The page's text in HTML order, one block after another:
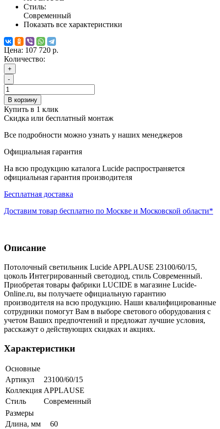
Стиль:
Современный
Показать все характеристики
Цена: 107 720 р.
Количество:
+
-
В корзину
Купить в 1 клик
Скидка или бесплатный монтаж
Все подробности можно узнать у наших менеджеров
Официальная гарантия
На всю продукцию каталога Lucide распространяется
официальная гарантия производителя
Бесплатная доставка
Доставим товар бесплатно по Москве и Московской области*
Описание
Потолочный светильник Lucide APPLAUSE 23100/60/15,
цоколь Интегрированный светодиод, стиль Современный.
Приобретая товары фабрики LUCIDE в магазине Lucide-
Online.ru, вы получаете официальную гарантию
производителя на всю продукцию. Наши квалифицированные
сотрудники помогут Вам в выборе светового оборудования с
учетом Ваших предпочтений и предложат лучшие условия,
расскажут о действующих скидках и акциях.
Характеристики
Основные
Артикул
23100/60/15
Коллекция APPLAUSE
Стиль
Современный
Размеры
Длина, мм
60